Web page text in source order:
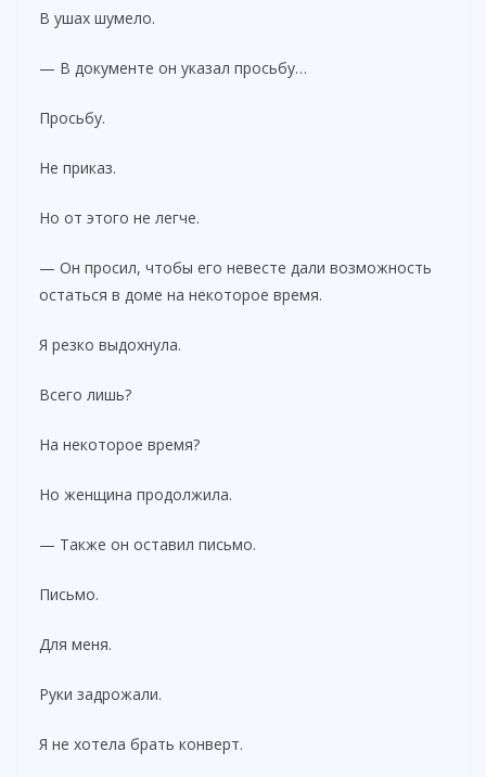
В ушах шумело.
— В документе он указал просьбу…
Просьбу.
Не приказ.
Но от этого не легче.
— Он просил, чтобы его невесте дали возможность
остаться в доме на некоторое время.
Я резко выдохнула.
Всего лишь?
На некоторое время?
Но женщина продолжила.
— Также он оставил письмо.
Письмо.
Для меня.
Руки задрожали.
Я не хотела брать конверт.